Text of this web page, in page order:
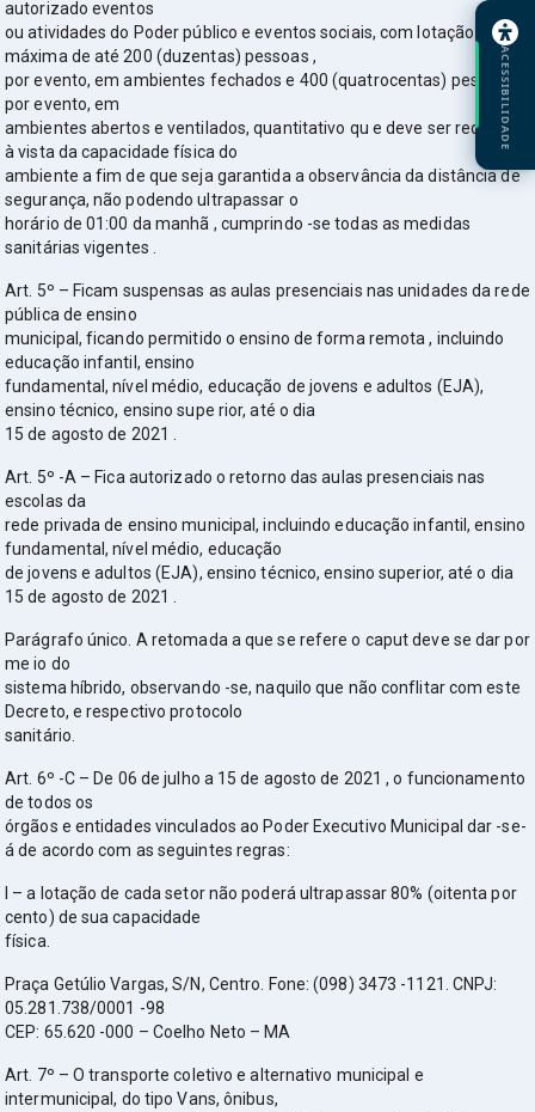
autorizado eventos
ou atividades do Poder público e eventos sociais, com lotação
máxima de até 200 (duzentas) pessoas ,
por evento, em ambientes fechados e 400 (quatrocentas) pessoas ,
por evento, em
ambientes abertos e ventilados, quantitativo qu e deve ser reduzido
à vista da capacidade física do
ambiente a fim de que seja garantida a observância da distância de
segurança, não podendo ultrapassar o
horário de 01:00 da manhã , cumprindo -se todas as medidas
sanitárias vigentes .
Art. 5º – Ficam suspensas as aulas presenciais nas unidades da rede
pública de ensino
municipal, ficando permitido o ensino de forma remota , incluindo
educação infantil, ensino
fundamental, nível médio, educação de jovens e adultos (EJA),
ensino técnico, ensino supe rior, até o dia
15 de agosto de 2021 .
Art. 5º -A – Fica autorizado o retorno das aulas presenciais nas
escolas da
rede privada de ensino municipal, incluindo educação infantil, ensino
fundamental, nível médio, educação
de jovens e adultos (EJA), ensino técnico, ensino superior, até o dia
15 de agosto de 2021 .
Parágrafo único. A retomada a que se refere o caput deve se dar por
me io do
sistema híbrido, observando -se, naquilo que não conflitar com este
Decreto, e respectivo protocolo
sanitário.
Art. 6º -C – De 06 de julho a 15 de agosto de 2021 , o funcionamento
de todos os
órgãos e entidades vinculados ao Poder Executivo Municipal dar -se-
á de acordo com as seguintes regras:
I – a lotação de cada setor não poderá ultrapassar 80% (oitenta por
cento) de sua capacidade
física.
Praça Getúlio Vargas, S/N, Centro. Fone: (098) 3473 -1121. CNPJ:
05.281.738/0001 -98
CEP: 65.620 -000 – Coelho Neto – MA
Art. 7º – O transporte coletivo e alternativo municipal e
intermunicipal, do tipo Vans, ônibus,
ACESSIBILIDADE